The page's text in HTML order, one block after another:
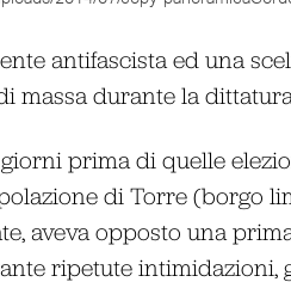
antifascista ed una
massa durante la
prima di quelle
di Torre (borgo
aveva opposto una
ripetute intimidazioni,